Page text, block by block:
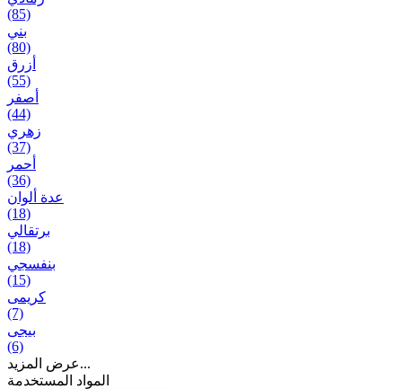
(85)
بني
(80)
أزرق
(55)
أصفر
(44)
زهري
(37)
أحمر
(36)
عدة ألوان
(18)
برتقالي
(18)
بنفسجي
(15)
کریمی
(7)
بيجی
(6)
عرض المزيد...
المواد المستخدمة